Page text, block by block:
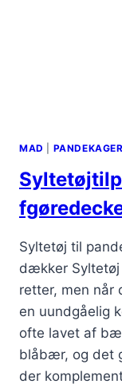
MAD PANDEKAGER
Syltetøj til
dækker Syltetøj
retter, men når
en uundgåelig
ofte lavet af
blåbær, og det
der